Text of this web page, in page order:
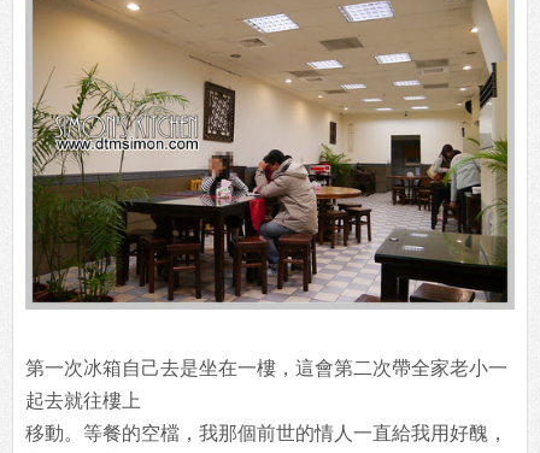
第一次冰箱自己去是坐在一樓，這會第二次帶全家老小一
起去就往樓上
移動。等餐的空檔，我那個前世的情人一直給我用好醜，